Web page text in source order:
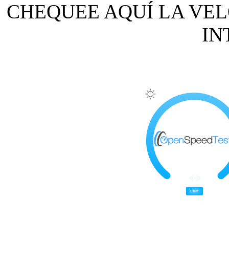
CHEQUEE AQUÍ LA